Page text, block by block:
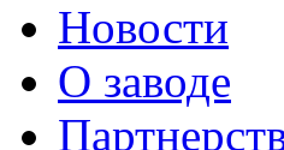
Новости
О заводе